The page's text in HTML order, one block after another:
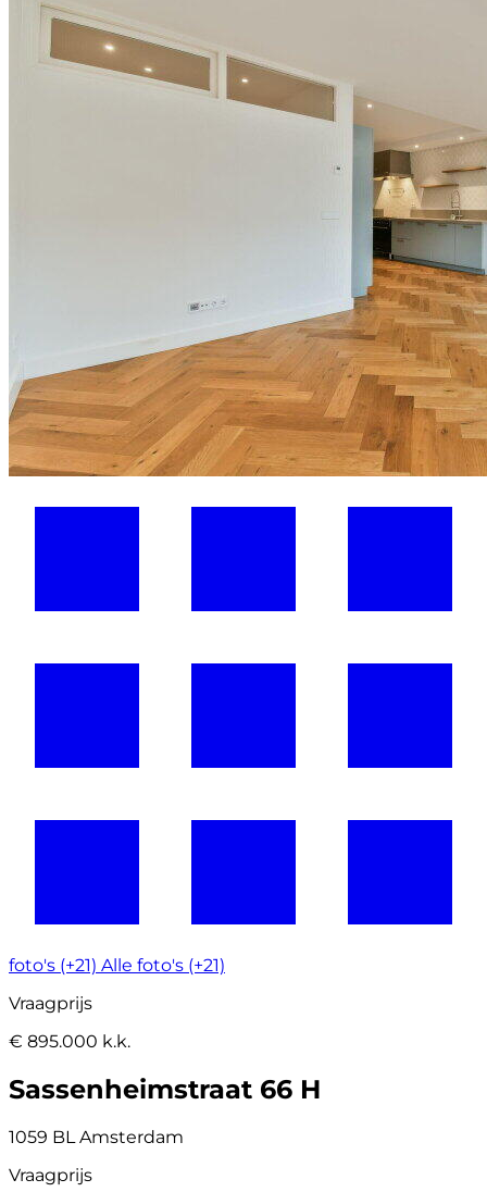
foto's (+21) Alle foto's (+21)
Vraagprijs
€ 895.000 k.k.
Sassenheimstraat 66 H
1059 BL Amsterdam
Vraagprijs